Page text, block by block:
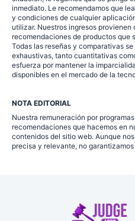
inmediato. Le recomendamos que
y condiciones de cualquier
utilizar. Nuestros ingresos provienen
recomendaciones de productos que
Todas las reseñas y comparativas
exhaustivas, tanto cuantitativas
esfuerza por mantener la
disponibles en el mercado de la
NOTA EDITORIAL
Nuestra remuneración por
recomendaciones que hacemos en
contenidos del sitio web. Aunque
precisa y relevante, no